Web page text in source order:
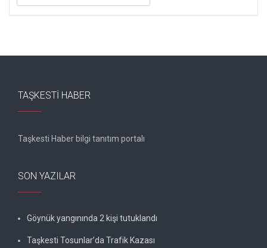
TAŞKESTI HABER
Taşkesti Haber bilgi tanıtım portalı
SON YAZILAR
Göynük yangınında 2 kişi tutuklandı
Taşkesti Tosunlar’da Trafik Kazası